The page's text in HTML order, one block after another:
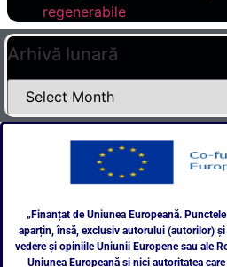
regenerabile
Arhivă lunară
„Finanțat de Uniunea Europeană.
aparțin, însă, exclusiv autorului (autorilor)
vedere și opiniile Uniunii Europene sau ale
Uniunea Europeană și nici autoritatea